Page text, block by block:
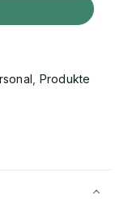
Produkte